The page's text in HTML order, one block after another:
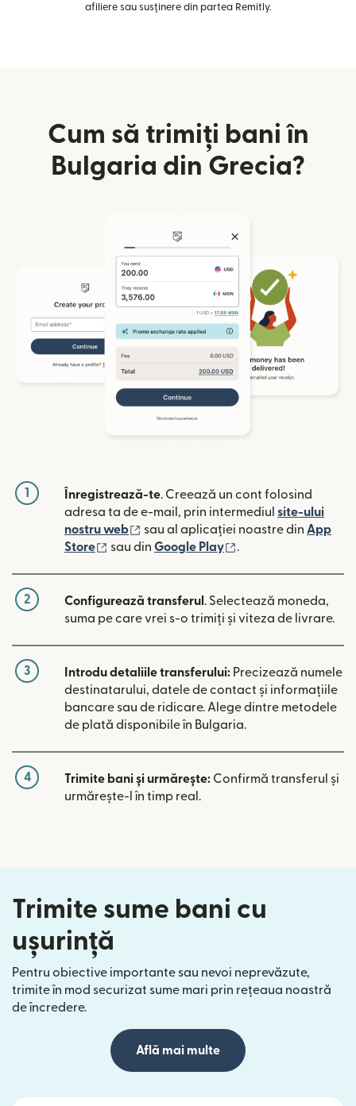
afiliere sau susținere din partea Remitly.
Cum să trimiți bani în
Bulgaria din Grecia?
1 Înregistrează-te. Creează un cont folosind
adresa ta de e-mail, prin intermediul site-ului
nostru web
(se deschide într-o fereastră nouă)
sau al aplicației noastre din App
Store
(se deschide într-o fereastră nouă)
sau din Google Play (se deschide într-o
.
2 Configurează transferul . Selectează moneda,
suma pe care vrei s-o trimiți și viteza de livrare.
3 Introdu detaliile transferului: Precizează numele
destinatarului, datele de contact și informațiile
bancare sau de ridicare. Alege dintre metodele
de plată disponibile în Bulgaria.
4 Trimite bani și urmărește: Confirmă transferul și
urmărește-l în timp real.
Trimite sume bani cu
ușurință
Pentru obiective importante sau nevoi neprevăzute,
trimite în mod securizat sume mari prin rețeaua noastră
de încredere.
Află mai multe